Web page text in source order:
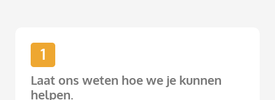
1
Laat ons weten hoe we je kunnen
helpen.